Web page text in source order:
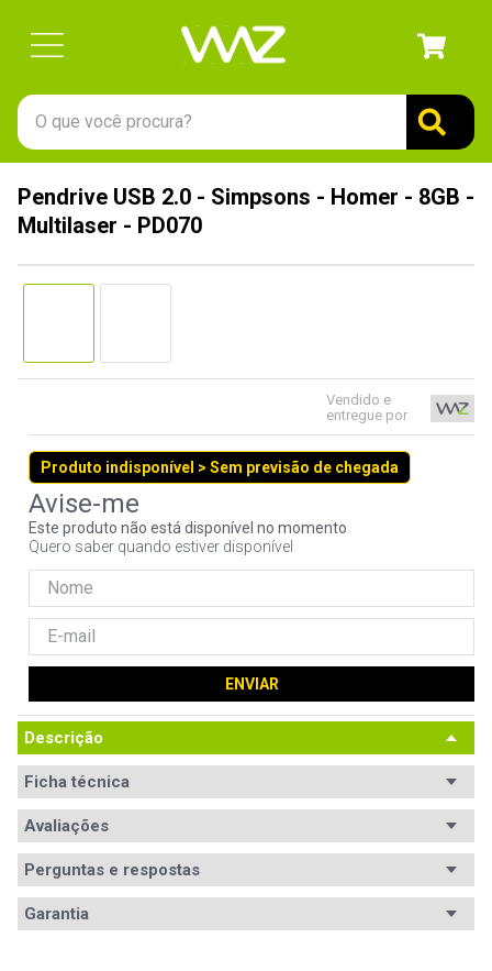
O que você procura?
Pendrive USB 2.0 - Simpsons - Homer - 8GB -
Multilaser - PD070
Vendido e
entregue por
Produto indisponível > Sem previsão de chegada
Este produto não está disponível no momento
Quero saber quando estiver disponível
ENVIAR
Descrição
Ficha técnica
Conteúdo da
embalagem
Capacidade 8GB
Interface USB v2.0 Tipo-A
Avaliações
Avaliações
Perguntas e respostas
Garantia
1º
gabinete
7º
fractal
8º
hd
controle
10º jonsbo